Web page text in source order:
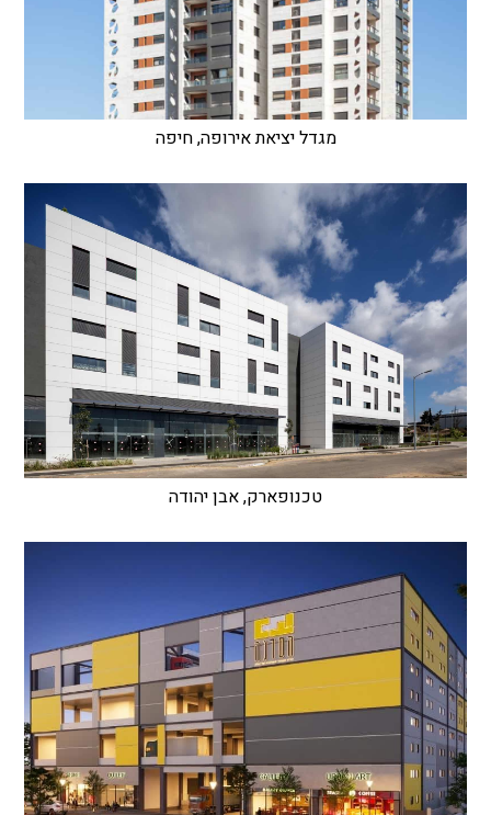
מגדל יציאת אירופה, חיפה
טכנופארק, אבן יהודה